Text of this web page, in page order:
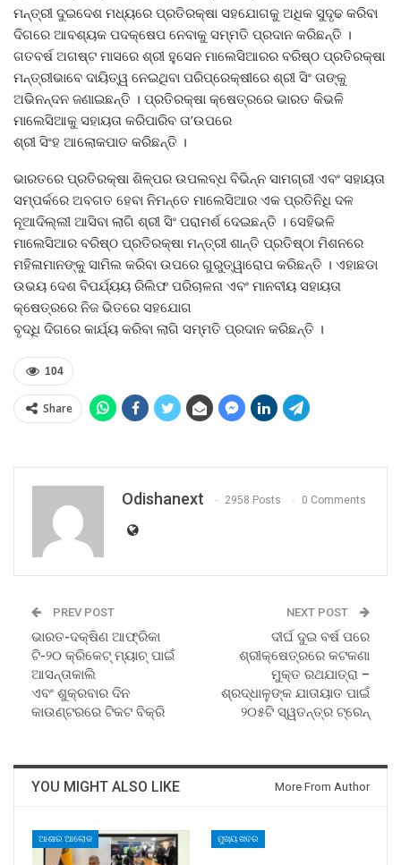
ମନ୍ତ୍ରୀ ଦୁଇଦେଶ ମଧ୍ୟରେ ପ୍ରତିରକ୍ଷା ସହଯୋଗକୁ ଅଧିକ ସୁଦୃଢ କରିବା
ଦିଗରେ ଆବଶ୍ୟକ ପଦକ୍ଷେପ ନେବାକୁ ସମ୍ମତି ପ୍ରଦାନ କରିଛନ୍ତି ।
ଗତବର୍ଷ ଅଗଷ୍ଟ ମାସରେ ଶ୍ରୀ ହୁସେନ ମାଲେସିଆରର ବରିଷ୍ଠ ପ୍ରତିରକ୍ଷା
ମନ୍ତ୍ରୀଭାବେ ଦାୟିତ୍ୱ ନେଇଥିବା ପରିପ୍ରେକ୍ଷୀରେ ଶ୍ରୀ ସିଂ ତାଙ୍କୁ
ଅଭିନନ୍ଦନ ଜଣାଇଛନ୍ତି । ପ୍ରତିରକ୍ଷା କ୍ଷେତ୍ରରେ ଭାରତ କିଭଳି
ମାଲେସିଆକୁ ସହାୟତା କରିପାରିବ ତା’ଉପରେ
ଶ୍ରୀ ସିଂହ ଆଲୋକପାତ କରିଛନ୍ତି ।
ଭାରତରେ ପ୍ରତିରକ୍ଷା ଶିଳ୍ପର ଉପଲବ୍ଧ ବିଭିନ୍ନ ସାମଗ୍ରୀ ଏବଂ ସହାୟତା
ସମ୍ପର୍କରେ ଅବଗତ ହେବା ନିମନ୍ତେ ମାଲେସିଆର ଏକ ପ୍ରତିନିଧି ଦଳ
ନୂଆଦିଲ୍ଲୀ ଆସିବା ଲାଗି ଶ୍ରୀ ସିଂ ପରାମର୍ଶ ଦେଇଛନ୍ତି । ସେହିଭଳି
ମାଲେସିଆର ବରିଷ୍ଠ ପ୍ରତିରକ୍ଷା ମନ୍ତ୍ରୀ ଶାନ୍ତି ପ୍ରତିଷ୍ଠା ମିଶନରେ
ମହିଳାମାନଙ୍କୁ ସାମିଲ କରିବା ଉପରେ ଗୁରୁତ୍ୱାରୋପ କରିଛନ୍ତି । ଏହାଛଡା
ଉଭୟ ଦେଶ ବିପର୍ଯ୍ୟୟ ରିଲିଫ ପରିଚାଳନା ଏବଂ ମାନବୀୟ ସହାୟତା
କ୍ଷେତ୍ରରେ ନିଜ ଭିତରେ ସହଯୋଗ
ବୃଦ୍ଧି ଦିଗରେ କାର୍ଯ୍ୟ କରିବା ଲାଗି ସମ୍ମତି ପ୍ରଦାନ କରିଛନ୍ତି ।
104
Share
Odishanext 2958 Posts 0 Comments
PREV POST
ଭାରତ-ଦକ୍ଷିଣ ଆଫ୍ରିକା
ଟି-୨୦ କ୍ରିକେଟ୍‍ ମ୍ୟାଚ୍‍ ପାଇଁ
ଆସନ୍ତାକାଲି
ଏବଂ ଶୁକ୍ରବାର ଦିନ
କାଉଣ୍ଟରରେ ଟିକଟ ବିକ୍ରି
NEXT POST
ଦୀର୍ଘ ଦୁଇ ବର୍ଷ ପରେ
ଶ୍ରୀକ୍ଷେତ୍ରରେ କଟକଣା
ମୁକ୍ତ ରଥଯାତ୍ରା –
ଶ୍ରଦ୍ଧାଳୁଙ୍କ ଯାତାୟାତ ପାଇଁ
୨୦୫ଟି ସ୍ୱତନ୍ତ୍ର ଟ୍ରେନ୍‍
YOU MIGHT ALSO LIKE More From Author
ଆଶାର ଆଲୋକ ମୁଖ୍ୟ ଖବର